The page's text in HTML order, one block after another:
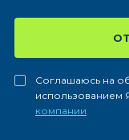
Соглашаюсь на
использованием
компании